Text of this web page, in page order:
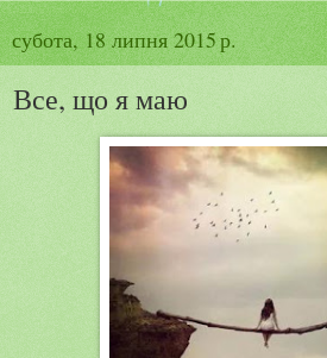
субота, 18 липня 2015 р.
Все, що я маю